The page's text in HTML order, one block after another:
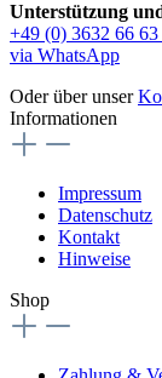
Unterstützung
+49 (0) 3632 66 63
via WhatsApp
Oder über unser
Informationen
Impressum
Datenschutz
Kontakt
Hinweise
Shop